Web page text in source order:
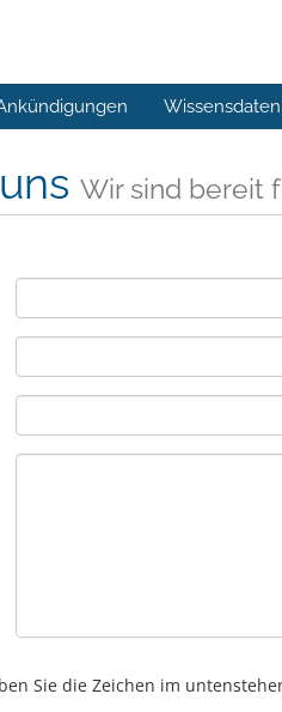
Wir sind bereit
Sie die Zeichen im